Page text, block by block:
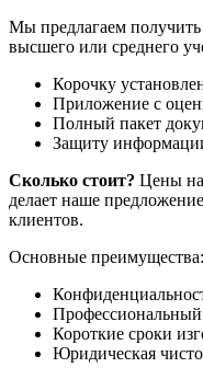
Мы предлагаем
высшего или среднего
Корочку
Приложение с
Полный пакет
Защиту
Сколько стоит? Цены
делает наше
клиентов.
Основные преимущества:
Короткие сроки
Юридическая